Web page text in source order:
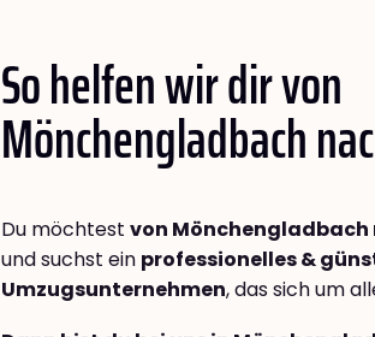
So helfen wir dir von
Mönchengladbach
Du möchtest von Mönchengladbach
und suchst ein professionelles &
Umzugsunternehmen, das sich um